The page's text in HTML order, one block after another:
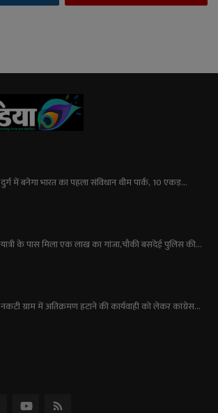
दुर्ग में बनेगा भारत का पहला संविधान थीम पार्क, 10 एकड़...
यात्री के पास मिला एक लाख का गांजा,चौकी बसदेई पुलिस की...
नकटी ग्राम में अतिक्रमण हटाने की कार्यवाही को लेकर कांग्रेस...